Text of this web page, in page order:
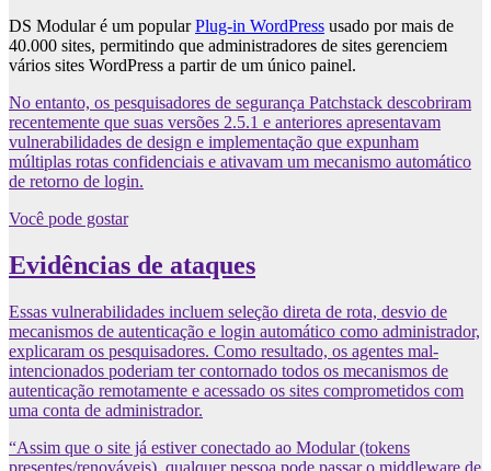
DS Modular é um popularPlug-in WordPress usado por mais de
40.000 sites, permitindo que administradores de sites gerenciem
vários sites WordPress a partir de um único painel.
No entanto, os pesquisadores de segurança Patchstack descobriram
recentemente que suas versões 2.5.1 e anteriores apresentavam
vulnerabilidades de design e implementação que expunham
múltiplas rotas confidenciais e ativavam um mecanismo automático
de retorno de login.
Você pode gostar
Evidências de ataques
Essas vulnerabilidades incluem seleção direta de rota, desvio de
mecanismos de autenticação e login automático como administrador,
explicaram os pesquisadores. Como resultado, os agentes mal-
intencionados poderiam ter contornado todos os mecanismos de
autenticação remotamente e acessado os sites comprometidos com
uma conta de administrador.
“Assim que o site já estiver conectado ao Modular (tokens